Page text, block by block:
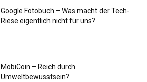
Google Fotobuch – Was macht der Tech-
Riese eigentlich nicht für uns?
MobiCoin – Reich durch
Umweltbewusstsein?